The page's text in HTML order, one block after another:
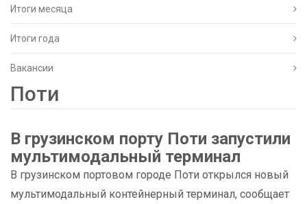
Итоги месяца
Итоги года
Вакансии
Поти
В грузинском порту Поти запустили
мультимодальный терминал
В грузинском портовом городе Поти открылся новый
мультимодальный контейнерный терминал, сообщает